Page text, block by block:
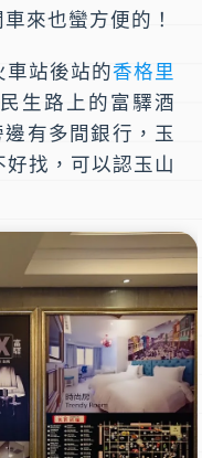
來也蠻方便的！
車站後站的香格里
民生路 上的 富驛酒
有多間銀行，玉
找，可以認玉山